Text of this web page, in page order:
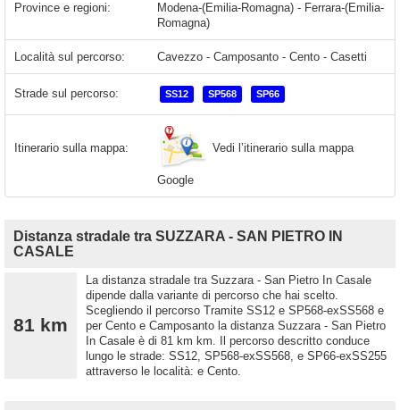
Province e regioni:
Modena-(Emilia-Romagna) - Ferrara-(Emilia-
Romagna)
Località sul percorso: Cavezzo - Camposanto - Cento - Casetti
Strade sul percorso: SS12 SP568 SP66
Itinerario sulla mappa: Vedi l’itinerario sulla mappa
Google
Distanza stradale tra SUZZARA - SAN PIETRO IN
CASALE
81 km
La distanza stradale tra Suzzara - San Pietro In Casale
dipende dalla variante di percorso che hai scelto.
Scegliendo il percorso Tramite SS12 e SP568-exSS568 e
per Cento e Camposanto la distanza Suzzara - San Pietro
In Casale è di 81 km km. Il percorso descritto conduce
lungo le strade: SS12, SP568-exSS568, e SP66-exSS255
attraverso le località: e Cento.